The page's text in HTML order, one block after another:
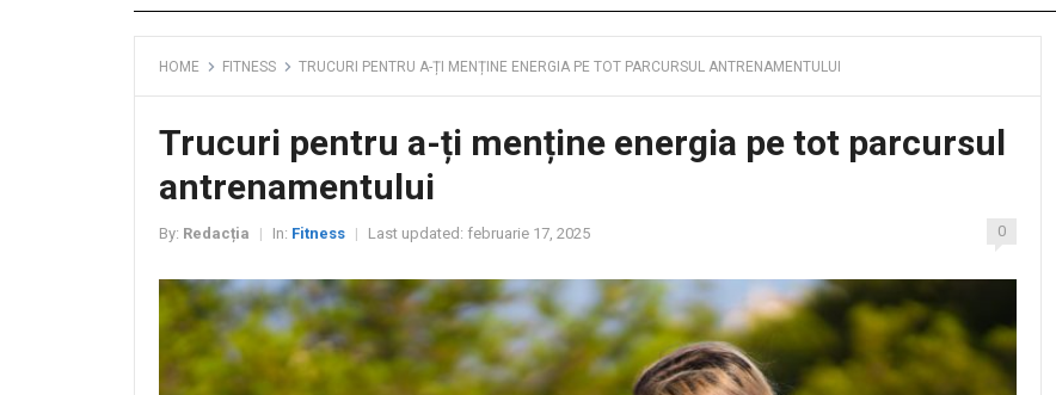
HOME FITNESS TRUCURI PENTRU A-ȚI MENȚINE ENERGIA PE TOT PARCURSUL ANTRENAMENTULUI
Trucuri pentru a-ți menține energia pe tot parcursul
antrenamentului
By: Redacția In: Fitness Last updated: februarie 17, 2025 0